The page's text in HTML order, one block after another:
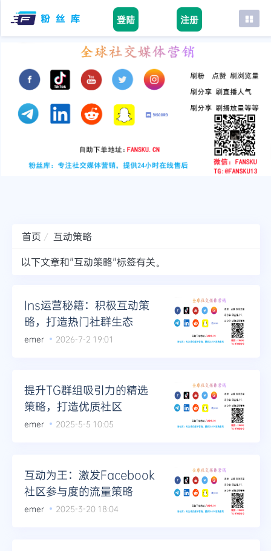
登陆 注册
首页
tiktok
youtube
instagram
首页
互动策略
以下文章和"互动策略"标签有关。
Ins运营秘籍：积极互动策
略，打造热门社群生态
emer 2026-7-2 19:01
提升TG群组吸引力的精选
策略，打造优质社区
emer 2025-5-5 10:05
互动为王：激发Facebook
社区参与度的流量策略
emer 2025-3-20 18:04